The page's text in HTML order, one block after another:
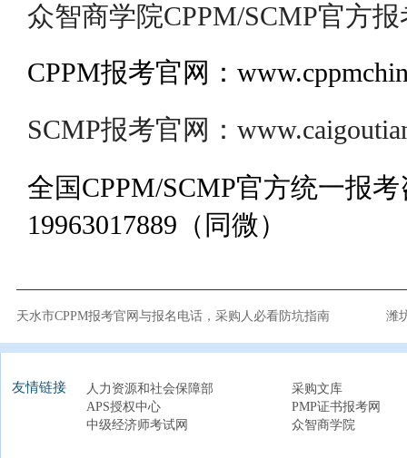
众智商学院CPPM/SCMP官方报
CPPM报考官网：
SCMP报考官网：
全国CPPM/SCMP官方统一报
19963017889（同微）
天水市CPPM报考官网与报名电话，采购人必看防坑指南 潍
友情链接 人力资源和社会保障部
采购文库
APS授权中心
PMP证书报考网
中级经济师考试网
众智商学院